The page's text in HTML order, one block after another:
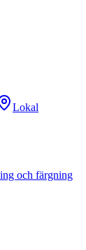
Lokal
och färgning